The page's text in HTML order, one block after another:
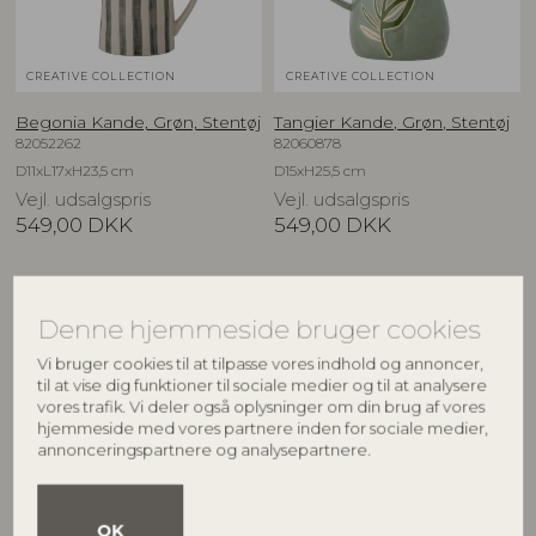
Denne hjemmeside bruger cookies
Vi bruger cookies til at tilpasse vores indhold og annoncer,
til at vise dig funktioner til sociale medier og til at analysere
vores trafik. Vi deler også oplysninger om din brug af vores
hjemmeside med vores partnere inden for sociale medier,
annonceringspartnere og analysepartnere.
OK
CREATIVE COLLECTION
Begonia Kande, Grøn, Stentøj
82052262
D11xL17xH23,5 cm
Vejl. udsalgspris
549,00 DKK
CREATIVE COLLECTION
Tangier Kande, Grøn, Stentøj
82060878
D15xH25,5 cm
Vejl. udsalgspris
549,00 DKK
CREATIVE COLLECTION